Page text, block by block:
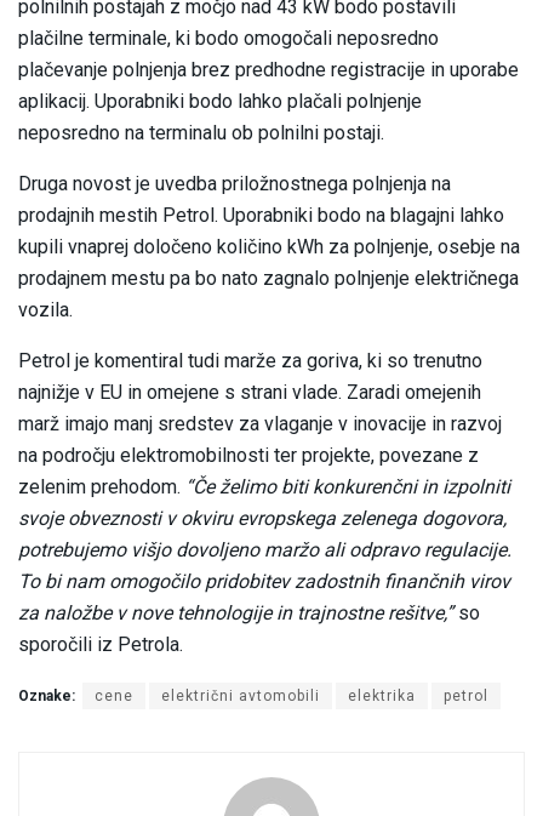
polnilnih postajah z močjo nad 43 kW bodo postavili
plačilne terminale, ki bodo omogočali neposredno
plačevanje polnjenja brez predhodne registracije in uporabe
aplikacij. Uporabniki bodo lahko plačali polnjenje
neposredno na terminalu ob polnilni postaji.
Druga novost je uvedba priložnostnega polnjenja na
prodajnih mestih Petrol. Uporabniki bodo na blagajni lahko
kupili vnaprej določeno količino kWh za polnjenje, osebje na
prodajnem mestu pa bo nato zagnalo polnjenje električnega
vozila.
Petrol je komentiral tudi marže za goriva, ki so trenutno
najnižje v EU in omejene s strani vlade. Zaradi omejenih
marž imajo manj sredstev za vlaganje v inovacije in razvoj
na področju elektromobilnosti ter projekte, povezane z
zelenim prehodom. “Če želimo biti konkurenčni in izpolniti
svoje obveznosti v okviru evropskega zelenega dogovora,
potrebujemo višjo dovoljeno maržo ali odpravo regulacije.
To bi nam omogočilo pridobitev zadostnih finančnih virov
za naložbe v nove tehnologije in trajnostne rešitve,”so
sporočili iz Petrola.
Oznake: cene električni avtomobili elektrika petrol